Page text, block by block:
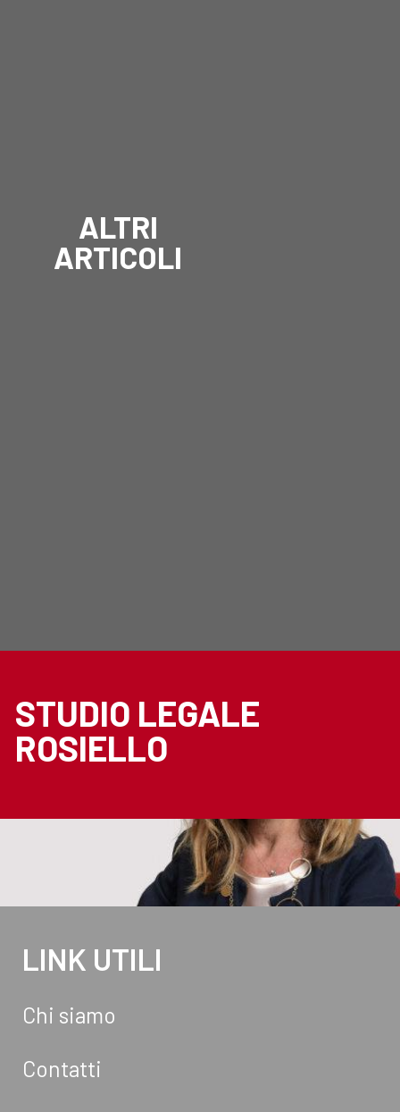
ALTRI
ARTICOLI
STUDIO LEGALE
ROSIELLO
LINK UTILI
Chi siamo
Contatti